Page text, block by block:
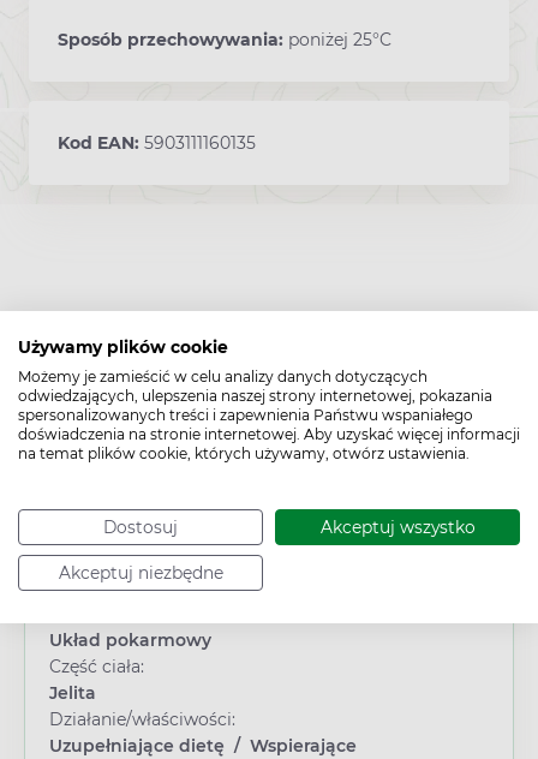
Używamy plików cookie
Możemy je zamieścić w celu analizy danych dotyczących
odwiedzających, ulepszenia naszej strony internetowej, pokazania
spersonalizowanych treści i zapewnienia Państwu wspaniałego
doświadczenia na stronie internetowej. Aby uzyskać więcej informacji
na temat plików cookie, których używamy, otwórz ustawienia.
Dostosuj Akceptuj wszystko
Akceptuj niezbędne
Sposób przechowywania: poniżej 25°C
Kod EAN: 5903111160135
Cechy produktu
Typ produktu:
Płeć:
Dowolna
Wiek:
Dorosły / Dziecko / Młodzież
Układ pokarmowy
Część ciała:
Jelita
Działanie/właściwości:
Uzupełniające dietę / Wspierające